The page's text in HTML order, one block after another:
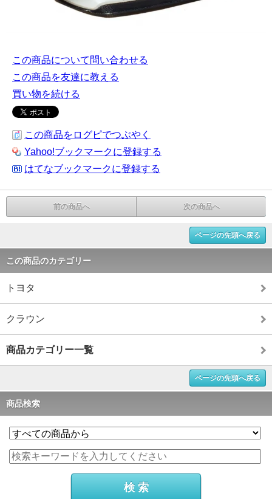
この商品について問い合わせる
この商品を友達に教える
買い物を続ける
この商品をログピでつぶやく
Yahoo!ブックマークに登録する
はてなブックマークに登録する
前の商品へ 次の商品へ
ページの先頭へ戻る
この商品のカテゴリー
トヨタ
クラウン
商品カテゴリー一覧
ページの先頭へ戻る
商品検索